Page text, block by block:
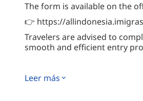
The form is available on the
👉 https://
Travelers are advised to
smooth and efficient entry
Leer más